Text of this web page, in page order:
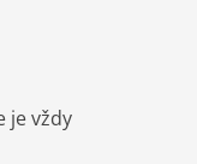
je vždy